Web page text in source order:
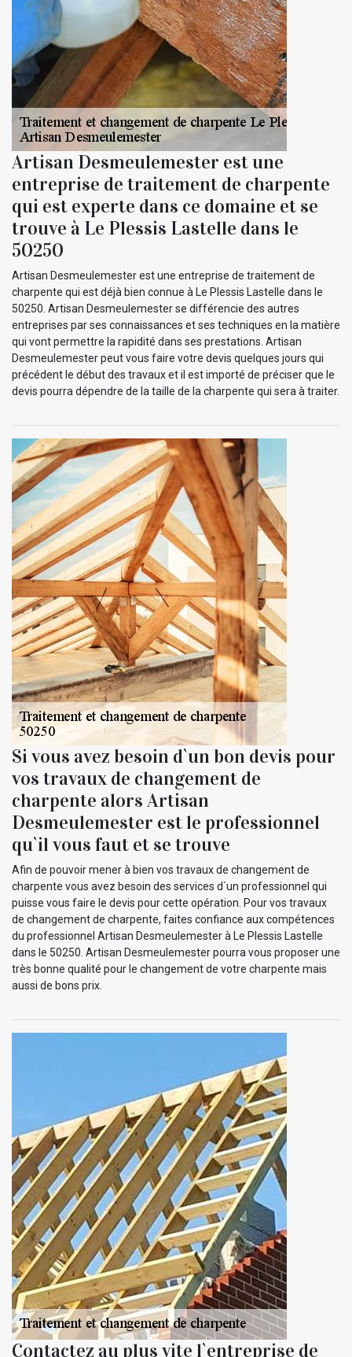
Artisan Desmeulemester est une
entreprise de traitement de charpente
qui est experte dans ce domaine et se
trouve à Le Plessis Lastelle dans le
50250
Artisan Desmeulemester est une entreprise de traitement de
charpente qui est déjà bien connue à Le Plessis Lastelle dans le
50250. Artisan Desmeulemester se différencie des autres
entreprises par ses connaissances et ses techniques en la matière
qui vont permettre la rapidité dans ses prestations. Artisan
Desmeulemester peut vous faire votre devis quelques jours qui
précédent le début des travaux et il est importé de préciser que le
devis pourra dépendre de la taille de la charpente qui sera à traiter.
Si vous avez besoin d`un bon devis pour
vos travaux de changement de
charpente alors Artisan
Desmeulemester est le professionnel
qu`il vous faut et se trouve
Afin de pouvoir mener à bien vos travaux de changement de
charpente vous avez besoin des services d`un professionnel qui
puisse vous faire le devis pour cette opération. Pour vos travaux
de changement de charpente, faites confiance aux compétences
du professionnel Artisan Desmeulemester à Le Plessis Lastelle
dans le 50250. Artisan Desmeulemester pourra vous proposer une
très bonne qualité pour le changement de votre charpente mais
aussi de bons prix.
Contactez au plus vite l`entreprise de